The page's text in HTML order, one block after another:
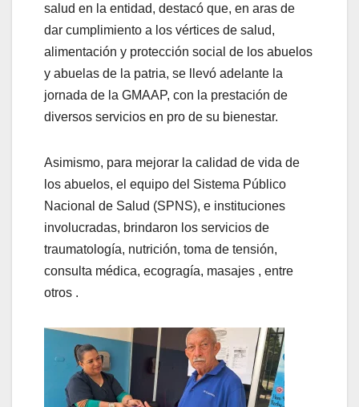
salud en la entidad, destacó que, en aras de
dar cumplimiento a los vértices de salud,
alimentación y protección social de los abuelos
y abuelas de la patria, se llevó adelante la
jornada de la GMAAP, con la prestación de
diversos servicios en pro de su bienestar.
Asimismo, para mejorar la calidad de vida de
los abuelos, el equipo del Sistema Público
Nacional de Salud (SPNS), e instituciones
involucradas, brindaron los servicios de
traumatología, nutrición, toma de tensión,
consulta médica, ecogragía, masajes , entre
otros .